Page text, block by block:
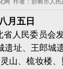
网 作者：邯郸市人民
月五日
省人民委员会
遗址、王郎城
山、梳妆楼